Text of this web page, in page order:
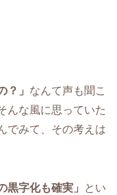
？」 なんて声も聞こ
んな風に思っていた
でみて、その考えは
黒字化も確実」
とい